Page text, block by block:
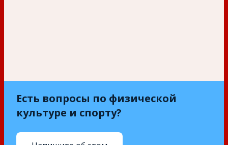
Есть вопросы по физической
культуре и спорту?